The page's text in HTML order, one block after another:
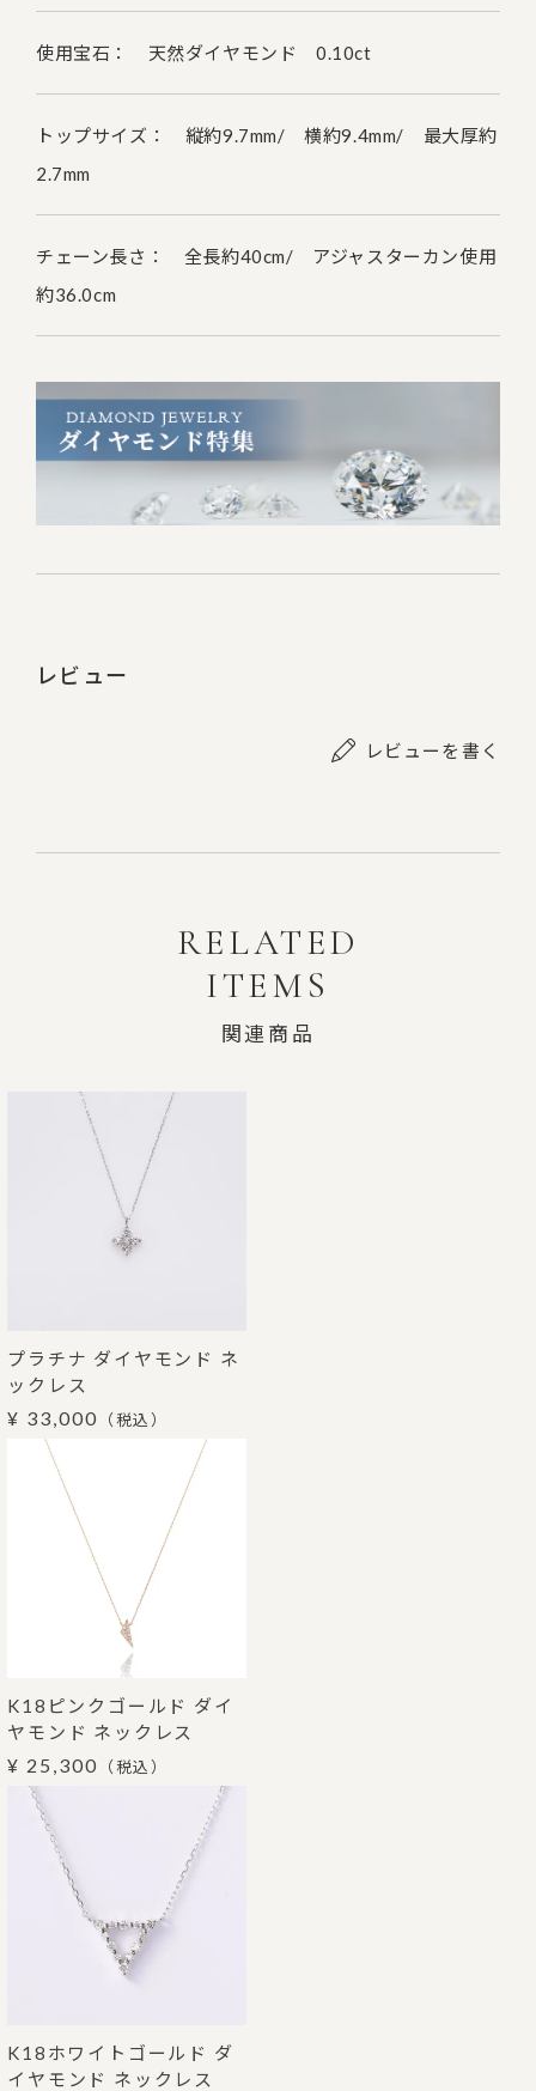
使用宝石： 天然ダイヤモンド 0.10ct
トップサイズ： 縦約9.7mm/ 横約9.4mm/ 最大厚約
2.7mm
チェーン長さ： 全長約40cm/ アジャスターカン使用
約36.0cm
レビュー
レビューを書く
RELATED
ITEMS
関連商品
プラチナ ダイヤモンド ネ
ックレス
¥ 33,000 （税込）
K18ピンクゴールド ダイ
ヤモンド ネックレス
¥ 25,300 （税込）
K18ホワイトゴールド ダ
イヤモンド ネックレス